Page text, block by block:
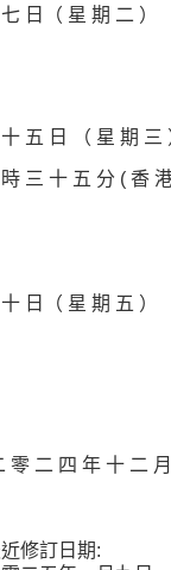
日（ 星 期 二 ）
五 日 （ 星 期 三
三 十 五 分 ( 香
日（ 星 期 五 ）
零 二 四 年 十 二
修訂日期: